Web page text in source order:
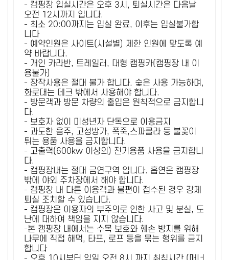
- 캠핑장 입실시간은 오후 3시, 퇴실시간은 다음날
오전 12시까지 입니다.
- 최소 20:00까지는 입실 완료, 이후는 입실불가합
니다
- 예약인원은 사이트(시설별) 제한 인원에 맞도록 예
약 바랍니다.
- 개인 카라반, 트레일러, 대형 캠핑카(캠핑장 내 이
용불가)
- 장작사용은 절대 불가 합니다. 숯은 사용 가능하며,
화로대는 데크 밖에서 사용해야 합니다.
- 방문객과 방문 차량의 출입은 원칙적으로 금지합니
다.
- 보호자 없이 미성년자 단독으로 이용금지
- 과도한 음주, 고성방가, 폭죽,스파클라 등 불꽃이
튀는 용품 사용을 금지합니다.
- 고출력(600kw 이상의) 전기용품 사용을 금지합니
다.
- 캠핑장내는 절대 금연구역 입니다. 흡연은 캠핑장
밖에 야외 주차장에서 해야 합니다.
- 캠핑장 내 다른 이용객과 불편이 접수된 경우 강제
퇴실 조치할 수 있습니다.
- 캠핑장은 이용자의 부주의로 인한 사고 및 분실, 도
난에 대하여 책임을 지지 않습니다.
-본 캠핑장 내에서는 수목 보호와 훼손 방지를 위해
나무에 직접 해먹, 타프, 로프 등을 묶는 행위를 금지
합니다